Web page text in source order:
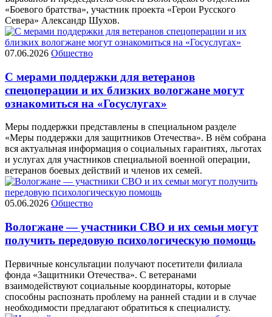
«Боевого братства», участник проекта «Герои Русского
Севера» Александр Шухов.
07.06.2026 Общество
С мерами поддержки для ветеранов
спецоперации и их близких вологжане могут
ознакомиться на «Госуслугах»
Меры поддержки представлены в специальном разделе
«Меры поддержки для защитников Отечества». В нём собрана
вся актуальная информация о социальных гарантиях, льготах
и услугах для участников специальной военной операции,
ветеранов боевых действий и членов их семей.
05.06.2026 Общество
Вологжане — участники СВО и их семьи могут
получить передовую психологическую помощь
Первичные консультации получают посетители филиала
фонда «Защитники Отечества». С ветеранами
взаимодействуют социальные координаторы, которые
способны распознать проблему на ранней стадии и в случае
необходимости предлагают обратиться к специалисту.